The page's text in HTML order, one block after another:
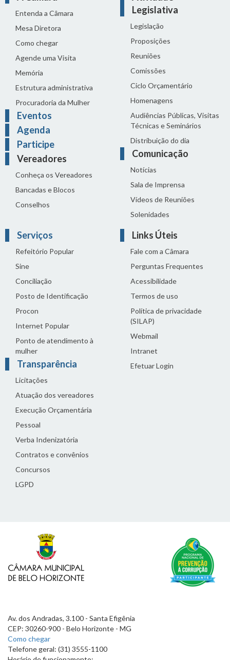
Entenda a Câmara
Mesa Diretora
Como chegar
Agende uma Visita
Memória
Estrutura administrativa
Procuradoria da Mulher
Eventos
Agenda
Participe
Vereadores
Conheça os Vereadores
Bancadas e Blocos
Conselhos
Legislativa
Legislação
Proposições
Reuniões
Comissões
Ciclo Orçamentário
Homenagens
Audiências Públicas, Visitas
Técnicas e Seminários
Distribuição do dia
Comunicação
Notícias
Sala de Imprensa
Vídeos de Reuniões
Solenidades
Serviços
Refeitório Popular
Sine
Conciliação
Posto de Identificação
Procon
Internet Popular
Ponto de atendimento à
mulher
Transparência
Licitações
Atuação dos vereadores
Execução Orçamentária
Pessoal
Verba Indenizatória
Contratos e convênios
Concursos
LGPD
Links Úteis
Fale com a Câmara
Perguntas Frequentes
Acessibilidade
Termos de uso
Política de privacidade
(SILAP)
Webmail
Intranet
Efetuar Login
Av. dos Andradas, 3.100 - Santa Efigênia
CEP: 30260-900 - Belo Horizonte - MG
Como chegar
Telefone geral: (31) 3555-1100